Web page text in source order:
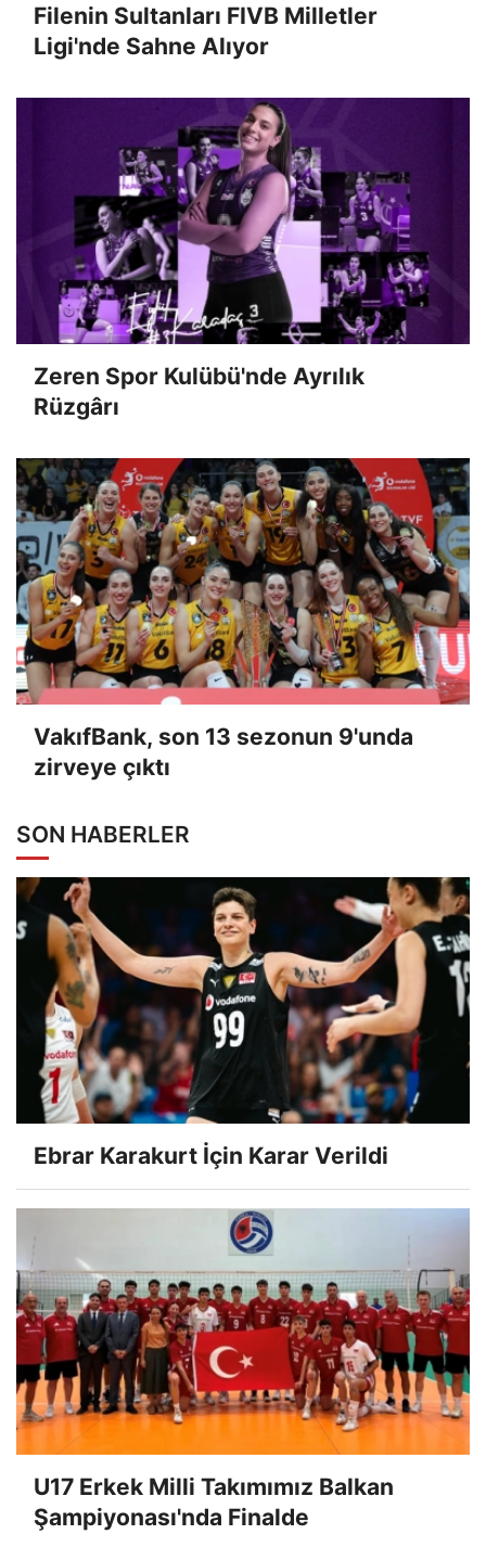
Filenin Sultanları FIVB Milletler
Ligi'nde Sahne Alıyor
Zeren Spor Kulübü'nde Ayrılık
Rüzgârı
VakıfBank, son 13 sezonun 9'unda
zirveye çıktı
SON HABERLER
Ebrar Karakurt İçin Karar Verildi
U17 Erkek Milli Takımımız Balkan
Şampiyonası'nda Finalde